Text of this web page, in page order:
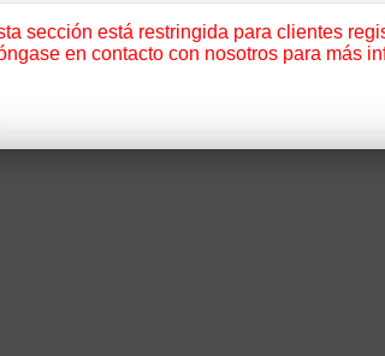
sección está restringida para clientes
en contacto con nosotros para más